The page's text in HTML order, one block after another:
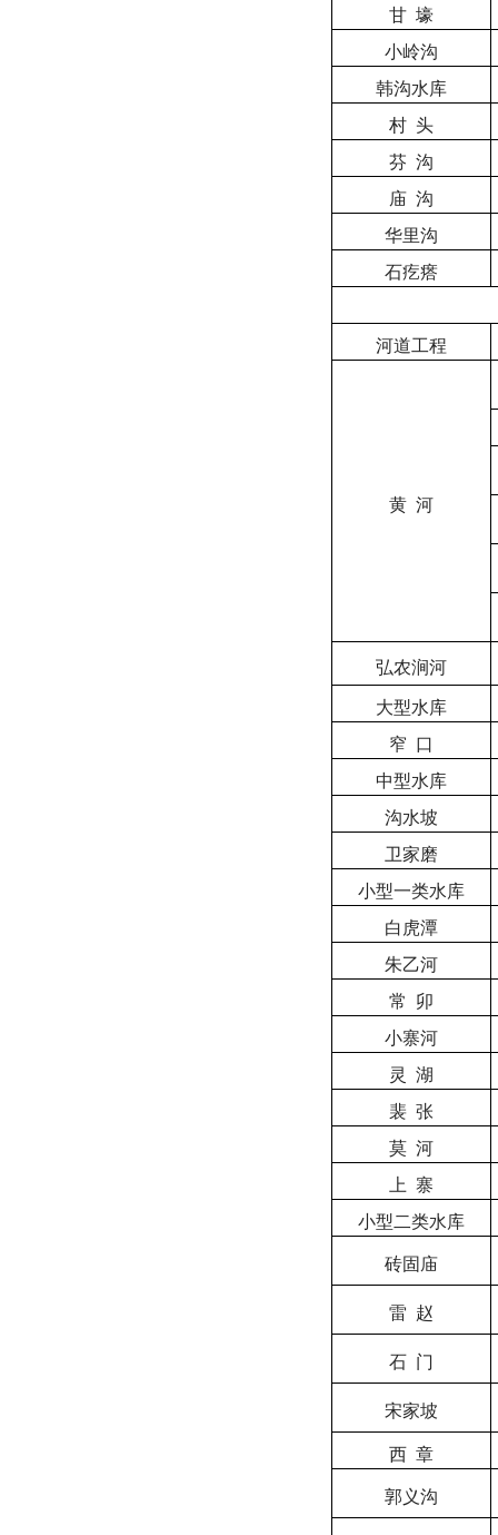
甘 壕
小岭沟
韩沟水库
村 头
芬 沟
庙 沟
华里沟
石疙瘩
河道工程
黄 河
弘农涧河
大型水库
窄 口
中型水库
沟水坡
卫家磨
小型一类水库
白虎潭
朱乙河
常
卯
小寨河
灵
湖
裴 张
莫 河
上 寨
小型二类水库
砖固庙
雷 赵
石 门
宋家坡
西 章
郭义沟